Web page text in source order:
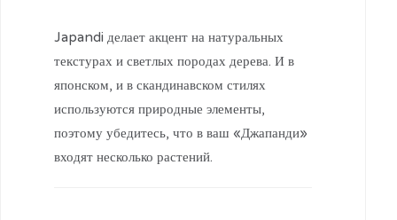
Japandi делает акцент на натуральных
текстурах и светлых породах дерева. И в
японском, и в скандинавском стилях
используются природные элементы,
поэтому убедитесь, что в ваш «Джапанди»
входят несколько растений.